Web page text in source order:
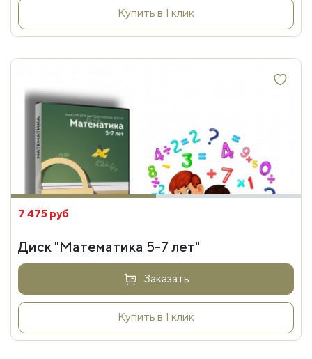
Купить в 1 клик
7 475 руб
Диск "Математика 5-7 лет"
Заказать
Купить в 1 клик